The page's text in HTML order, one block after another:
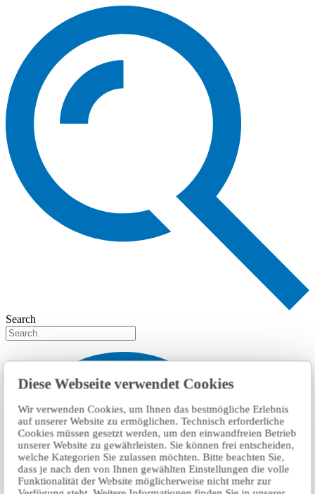
Diese Webseite verwendet Cookies
Wir verwenden Cookies, um Ihnen das bestmögliche Erlebnis
auf unserer Website zu ermöglichen. Technisch erforderliche
Cookies müssen gesetzt werden, um den einwandfreien Betrieb
unserer Website zu gewährleisten. Sie können frei entscheiden,
welche Kategorien Sie zulassen möchten. Bitte beachten Sie,
dass je nach den von Ihnen gewählten Einstellungen die volle
Funktionalität der Website möglicherweise nicht mehr zur
Search